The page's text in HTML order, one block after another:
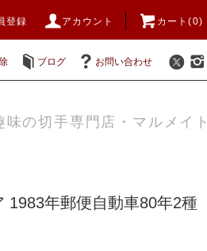
登録 アカウント カート(0)
ブログ お問い合わせ
味の切手専門店・マルメイト
1983年郵便自動車80年2種